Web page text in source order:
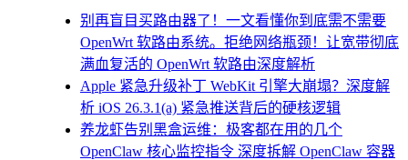
别再盲目买路由器了！一文看懂你到底需不需要
OpenWrt 软路由系统。拒绝网络瓶颈！让宽带彻底
满血复活的 OpenWrt 软路由深度解析
Apple 紧急升级补丁 WebKit 引擎大崩塌？深度解
析 iOS 26.3.1(a) 紧急推送背后的硬核逻辑
养龙虾告别黑盒运维：极客都在用的几个
OpenClaw 核心监控指令 深度拆解 OpenClaw 容器